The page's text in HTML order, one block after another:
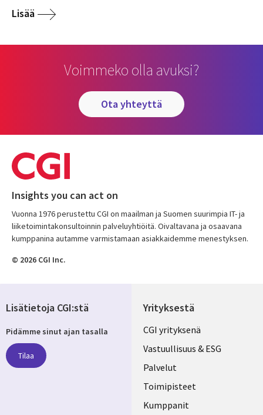
Lisää
Voimmeko olla avuksi?
ota yhteyttä
Insights you can act on
Vuonna 1976 perustettu CGI on maailman ja Suomen suurimpia IT- ja
liiketoimintakonsultoinnin palveluyhtiöitä. Oivaltavana ja osaavana
kumppanina autamme varmistamaan asiakkaidemme menestyksen.
© 2026 CGI Inc.
Yrityksestä
Useful
links
FINLAND
CGI yrityksenä
Vastuullisuus & ESG
Palvelut
Toimipisteet
Kumppanit
Lisätietoja CGI:stä
Pidämme sinut ajan tasalla
Tilaa